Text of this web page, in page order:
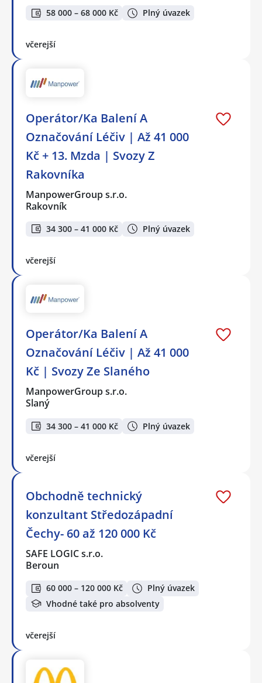
58 000 – 68 000 Kč Plný úvazek
včerejší
Operátor/Ka Balení A
Označování Léčiv | Až 41 000
Kč + 13. Mzda | Svozy Z
Rakovníka
ManpowerGroup s.r.o.
Rakovník
34 300 – 41 000 Kč Plný úvazek
včerejší
Operátor/Ka Balení A
Označování Léčiv | Až 41 000
Kč | Svozy Ze Slaného
ManpowerGroup s.r.o.
Slaný
34 300 – 41 000 Kč Plný úvazek
včerejší
Obchodně technický
konzultant Středozápadní
Čechy- 60 až 120 000 Kč
SAFE LOGIC s.r.o.
Beroun
60 000 – 120 000 Kč
Plný úvazek
Vhodné také pro absolventy
včerejší